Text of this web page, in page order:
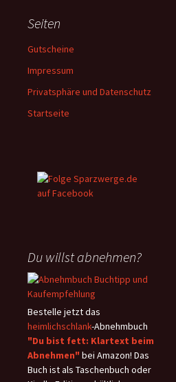
Seiten
Gutscheine
Impressum
Privatsphäre und Datenschutz
Startseite
Du willst abnehmen?
Bestelle jetzt das
heimlichschlank-Abnehmbuch
"Du bist fett: Klartext beim
Abnehmen" bei Amazon! Das
Buch ist als Taschenbuch oder